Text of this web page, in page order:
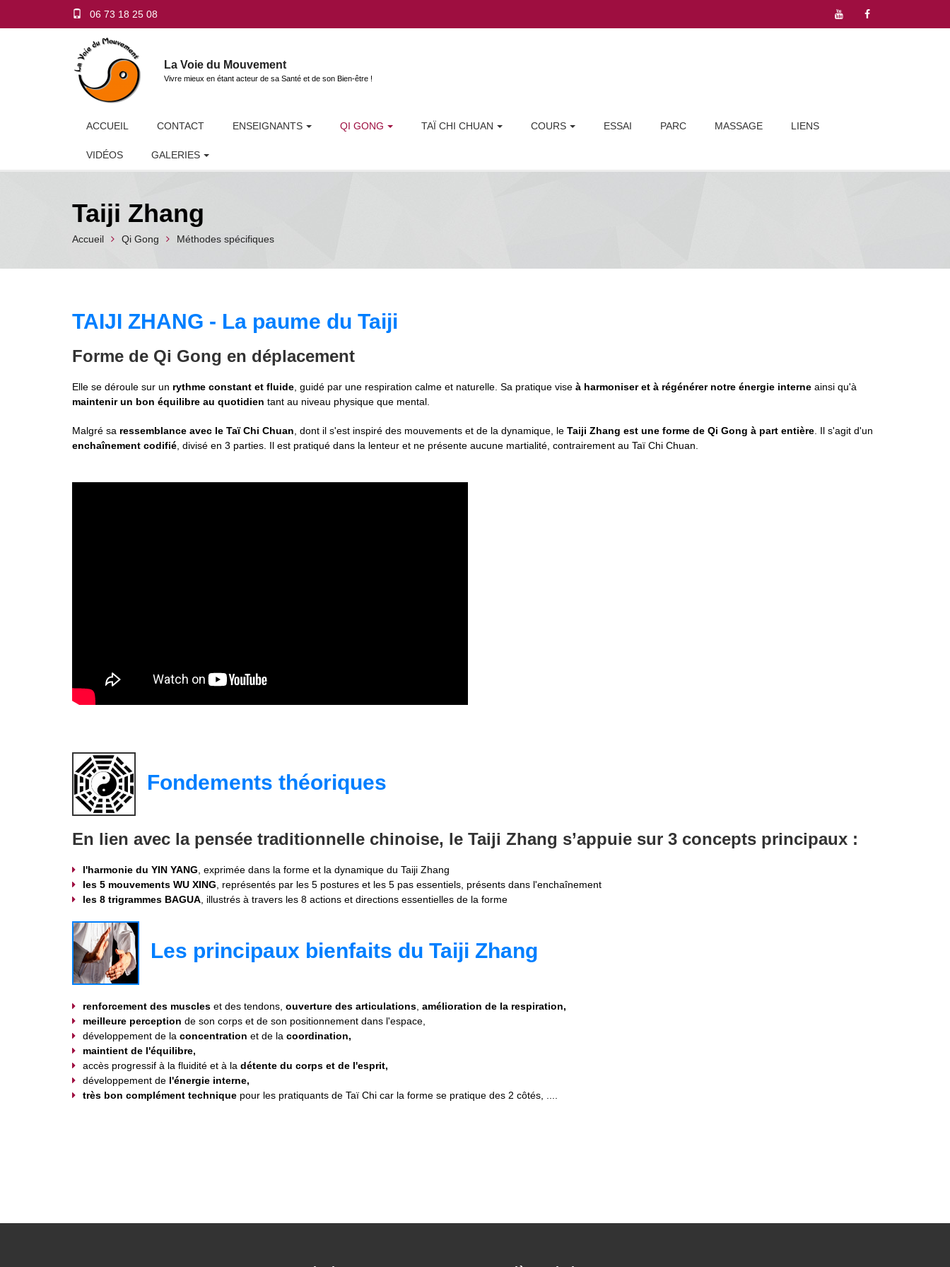
06 73 18 25 08
La Voie du Mouvement
Vivre mieux en étant acteur de sa Santé et de son Bien-être !
ACCUEIL CONTACT ENSEIGNANTS QI GONG TAÏ CHI CHUAN COURS ESSAI PARC MASSAGE LIENS
VIDÉOS GALERIES
Taiji Zhang
Accueil Qi Gong Méthodes spécifiques
TAIJI ZHANG - La paume du Taiji
Forme de Qi Gong en déplacement
Elle se déroule sur un rythme constant et fluide , guidé par une respiration calme et naturelle. Sa pratique vise à harmoniser et à régénérer notre énergie interne ainsi qu'à
maintenir un bon équilibre au quotidien tant au niveau physique que mental.
Malgré sa ressemblance avec le Taï Chi Chuan , dont il s'est inspiré des mouvements et de la dynamique, le Taiji Zhang est une forme de Qi Gong à part entière . Il s'agit d'un
enchaînement codifié , divisé en 3 parties. Il est pratiqué dans la lenteur et ne présente aucune martialité, contrairement au Taï Chi Chuan.
Fondements théoriques
En lien avec la pensée traditionnelle chinoise, le Taiji Zhang s’appuie sur 3 concepts principaux :
l'harmonie du YIN YANG , exprimée dans la forme et la dynamique du Taiji Zhang
les 5 mouvements WU XING , représentés par les 5 postures et les 5 pas essentiels, présents dans l'enchaînement
les 8 trigrammes BAGUA , illustrés à travers les 8 actions et directions essentielles de la forme
Les principaux bienfaits du Taiji Zhang
renforcement des muscles et des tendons, ouverture des articulations amélioration de la respiration,
meilleure perception de son corps et de son positionnement dans l'espace,
développement de la concentration et de la coordination,
maintient de l'équilibre,
accès progressif à la fluidité et à la détente du corps et de l'esprit,
développement de l'énergie interne,
très bon complément technique pour les pratiquants de Taï Chi car la forme se pratique des 2 côtés, ....